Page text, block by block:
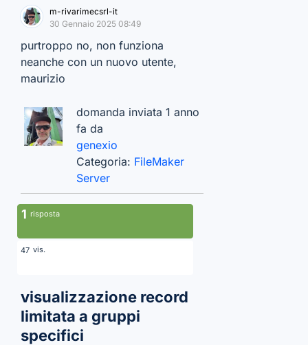
m-rivarimecsrl-it
30 Gennaio 2025 08:49
purtroppo no, non funziona
neanche con un nuovo utente,
maurizio
domanda inviata 1 anno
fa da
genexio
Categoria: FileMaker
Server
1 risposta
47 vis.
visualizzazione record
limitata a gruppi
specifici